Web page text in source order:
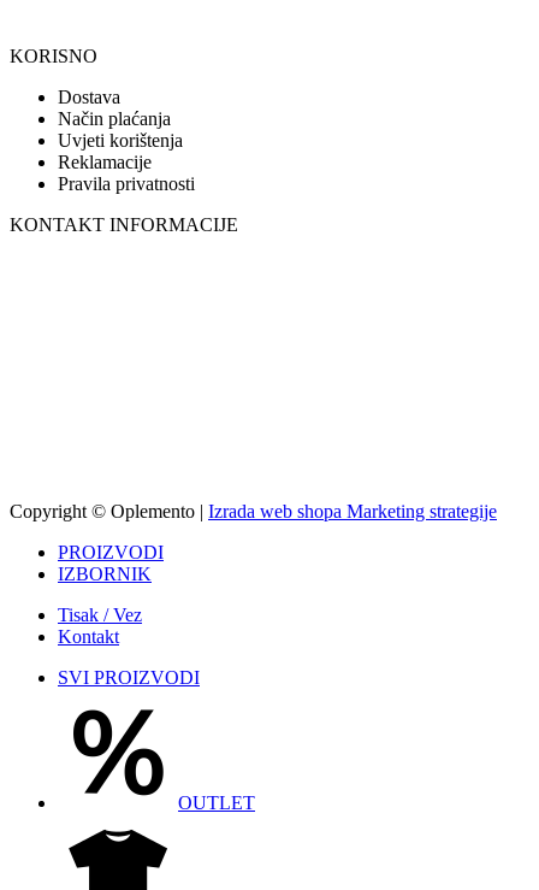
KORISNO
Dostava
Način plaćanja
Uvjeti korištenja
Reklamacije
Pravila privatnosti
KONTAKT INFORMACIJE
Copyright © Oplemento | Izrada web shopa Marketing strategije
PROIZVODI
IZBORNIK
Tisak / Vez
Kontakt
SVI PROIZVODI
OUTLET